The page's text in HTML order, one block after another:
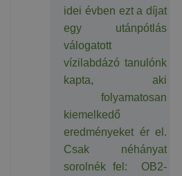
idei évben ezt a díjat
egy utánpótlás
válogatott
vízilabdázó tanulónk
kapta, aki
folyamatosan
kiemelkedő
eredményeket ér el.
Csak néhányat
sorolnék fel: OB2-